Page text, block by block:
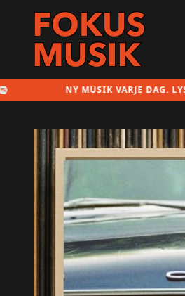
NY MUSIK VARJE DAG. LYSSNA PÅ